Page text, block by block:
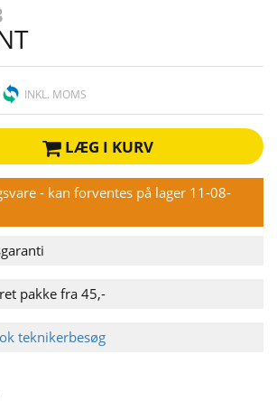
INKL. MOMS
LÆG I KURV
- kan forventes på lager 11-08-
pakke fra 45,-
teknikerbesøg